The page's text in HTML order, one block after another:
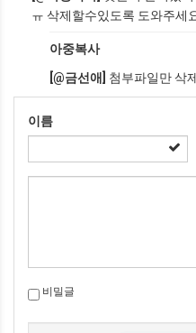
ㅠ 삭제할수있도록 도와주세
아중복사
@금선애] 첨부파일만 삭
이름
비밀글